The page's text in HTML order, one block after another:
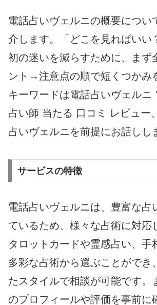
電話占いヴェルニの概要につい
介します。「どこを見ればいい
初の迷いを減らすために、ま
ント→注意点の順で短くつかみ
キーワードは電話占いヴェルニ
占い師 当たる 口コミ レビュー
占いヴェルニを前提にお話しし
サービスの特徴
電話占いヴェルニは、豊富な占
ているため、様々な占術に対応
タロットカードや霊感占い、手
多彩な占術から選ぶことができ
たスタイルで相談が可能です。
のプロフィールや評価を事前に